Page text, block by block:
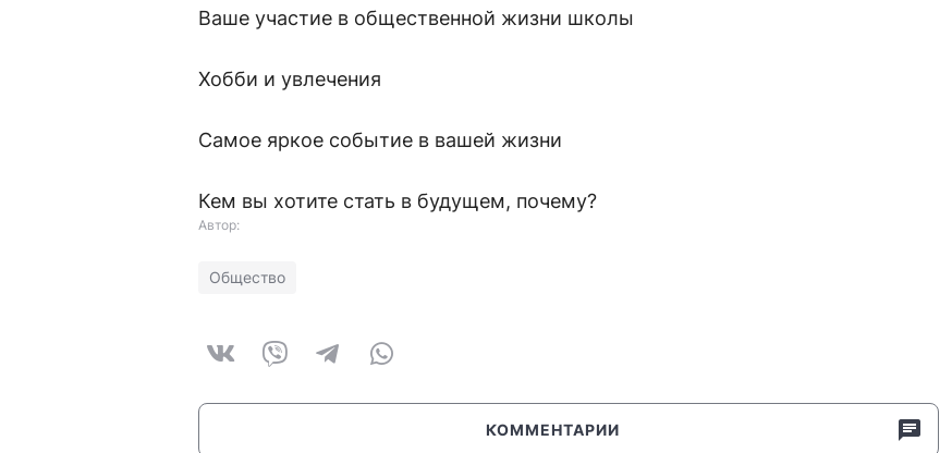
Ваше участие в общественной жизни школы
Хобби и увлечения
Самое яркое событие в вашей жизни
Кем вы хотите стать в будущем, почему?
Автор:
Общество
КОММЕНТАРИИ